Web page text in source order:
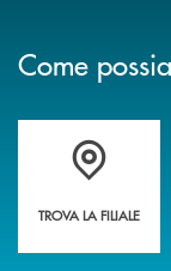
Come
Trova la filiale più
TROVA LA FILIALE